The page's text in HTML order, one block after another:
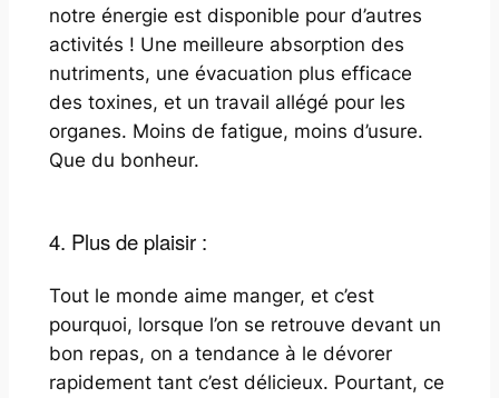
notre énergie est disponible pour d’autres
activités ! Une meilleure absorption des
nutriments, une évacuation plus efficace
des toxines, et un travail allégé pour les
organes. Moins de fatigue, moins d’usure.
Que du bonheur.
4. Plus de plaisir :
Tout le monde aime manger, et c’est
pourquoi, lorsque l’on se retrouve devant un
bon repas, on a tendance à le dévorer
rapidement tant c’est délicieux. Pourtant, ce